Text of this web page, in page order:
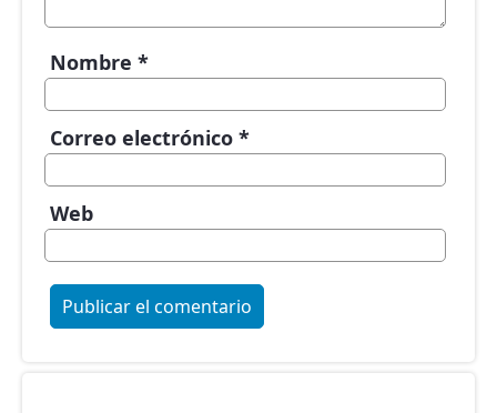
Nombre *
Correo electrónico *
Web